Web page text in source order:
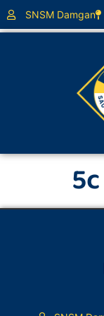
principalSNSM Damgan
5c